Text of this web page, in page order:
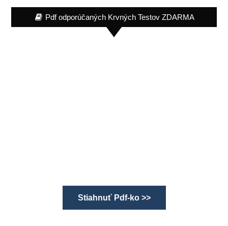
Pdf odporúčaných Krvných Testov ZDARMA
Stiahnuť Pdf-ko >>